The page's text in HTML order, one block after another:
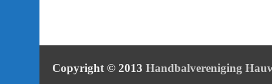
Copyright © 2013 Handbalvereniging